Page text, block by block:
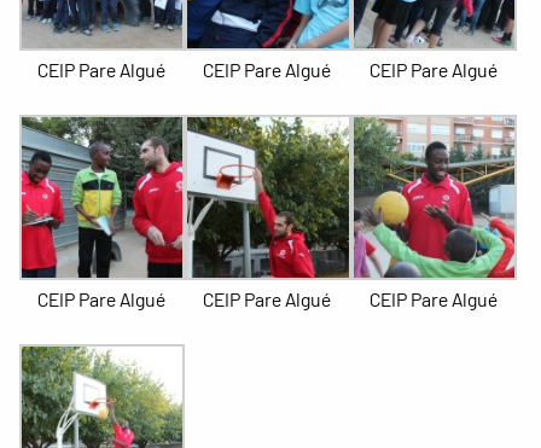
CEIP Pare Algué CEIP Pare Algué CEIP Pare Algué
CEIP Pare Algué CEIP Pare Algué CEIP Pare Algué